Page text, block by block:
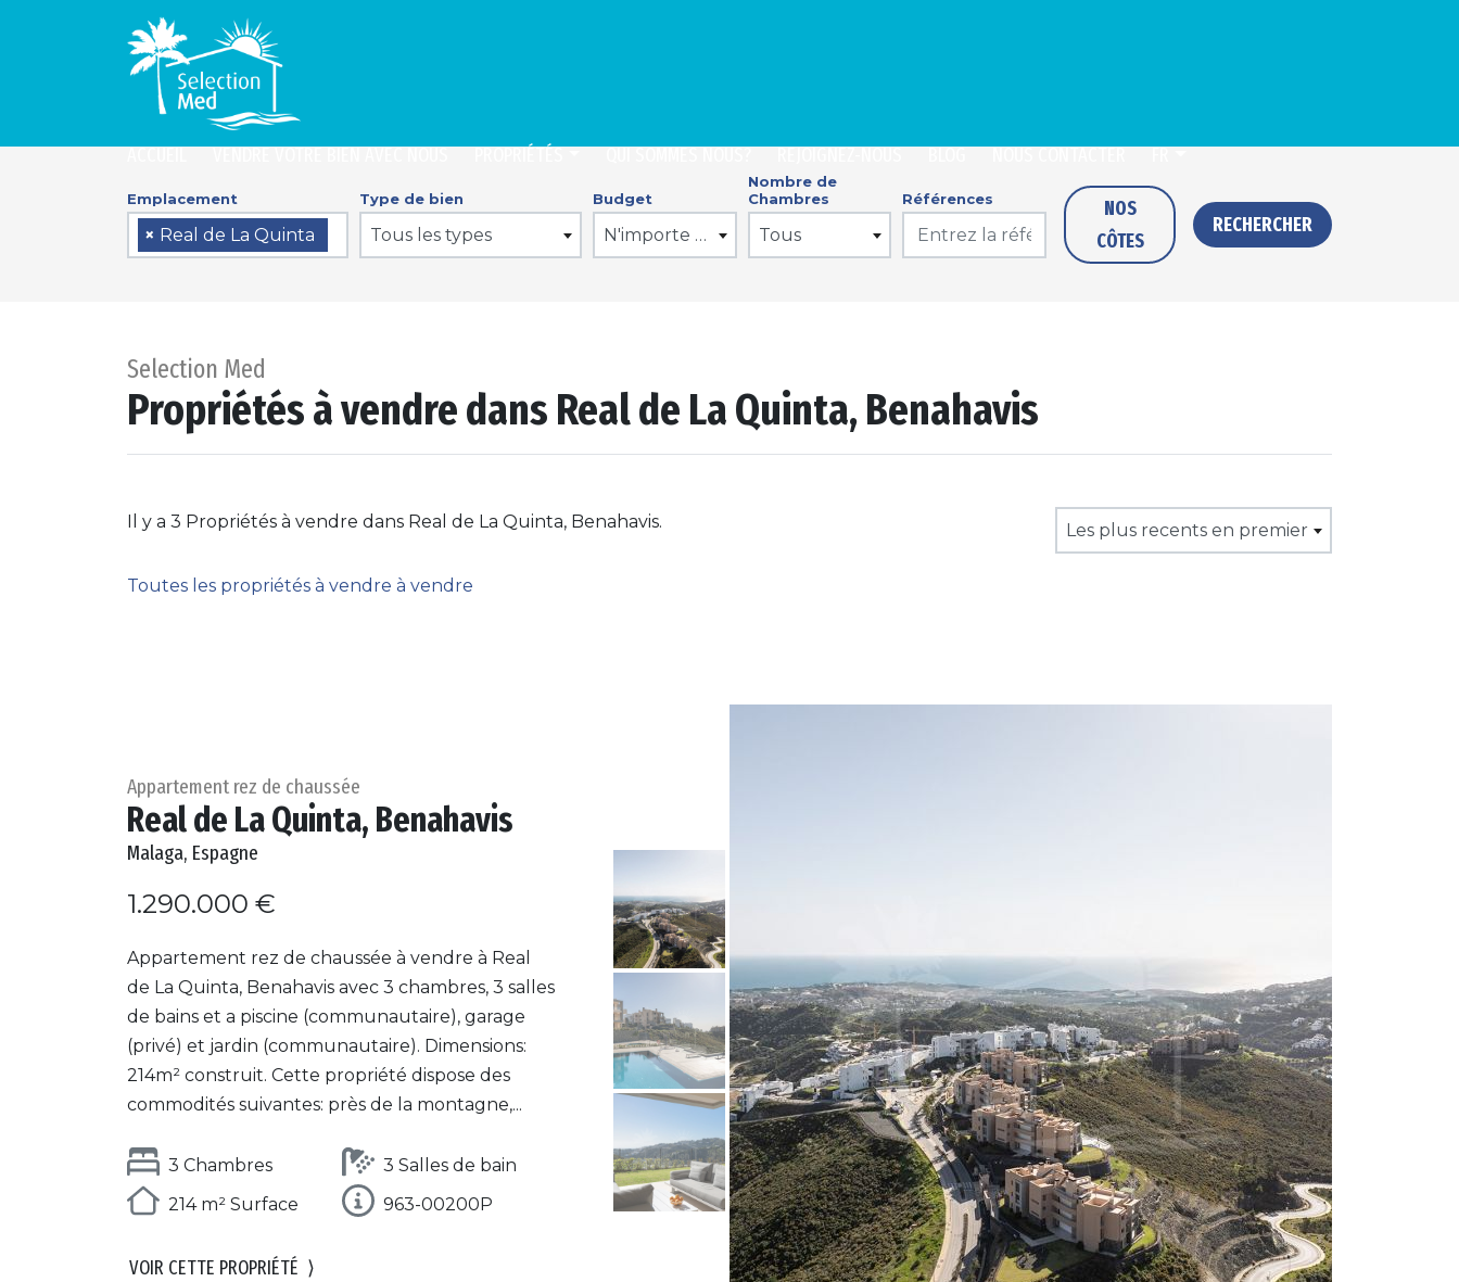
Emplacement
× Real de La Quinta
Type de bien
Tous les types
Budget
N'importe quel prix
Nombre de
Chambres
Tous
Références
NOS
CÔTES
RECHERCHER
Selection Med
Propriétés à vendre dans Real de La Quinta, Benahavis
Il y a 3 Propriétés à vendre dans Real de La Quinta, Benahavis. Les plus recents en premier
Toutes les propriétés à vendre à vendre
Appartement rez de chaussée
Real de La Quinta, Benahavis
Malaga, Espagne
1.290.000 €
Appartement rez de chaussée à vendre à Real
de La Quinta, Benahavis avec 3 chambres, 3 salles
de bains et a piscine (communautaire), garage
(privé) et jardin (communautaire). Dimensions:
214m² construit. Cette propriété dispose des
commodités suivantes: près de la montagne,...
3 Chambres
3 Salles de bain
214 m² Surface
963-00200P
VOIR CETTE PROPRIÉTÉ ⟩